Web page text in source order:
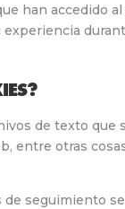
han accedido
de texto
entre otras
de seguimiento